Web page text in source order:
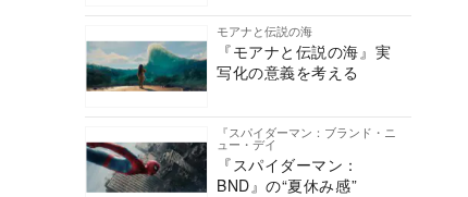
モアナと伝説の海
『モアナと伝説の海』実
写化の意義を考える
『スパイダーマン：ブランド・ニ
ュー・デイ
『スパイダーマン：
BND』の“夏休み感”